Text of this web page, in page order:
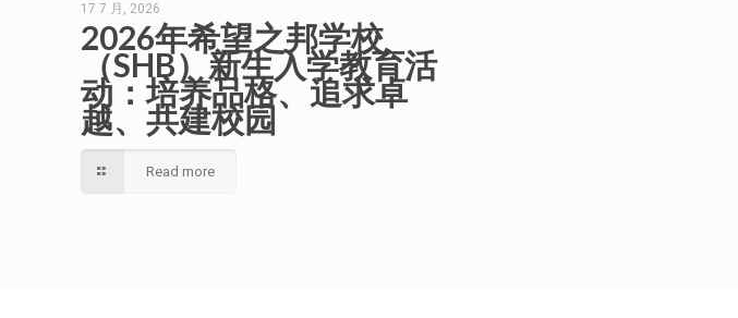
17 7 月, 2026
2026年希望之邦学校
（SHB）新生入学教育活
动：培养品格、追求卓
越、共建校园
Read more